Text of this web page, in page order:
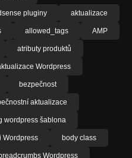
pluginy aktualizace
allowed_tags AMP
atributy produktů
Wordpress
bezpečnost
aktualizace
wordpress šablona
Wordpress body class
Wordpress